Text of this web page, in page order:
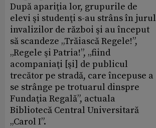
După apariţia lor, grupurile de
elevi şi studenţi s-au strâns în jurul
invalizilor de război şi au început
să scandeze „Trăiască Regele!”,
„Regele şi Patria!”, „fiind
acompaniaţi [şi] de publicul
trecător pe stradă, care începuse a
se strânge pe trotuarul dinspre
Fundaţia Regală”, actuala
Bibliotecă Central Universitară
„Carol I”.